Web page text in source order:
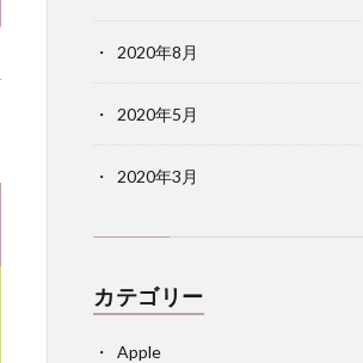
2020年8月
2020年5月
2020年3月
カテゴリー
Apple